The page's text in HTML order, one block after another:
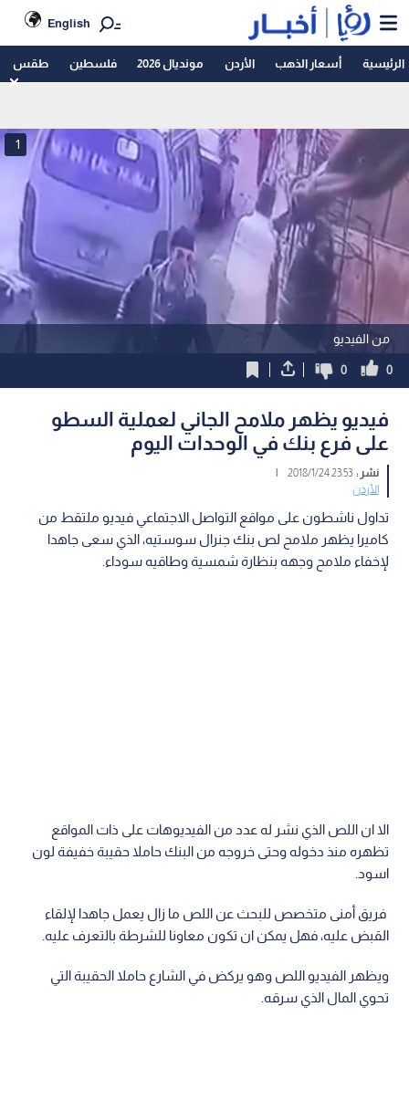
English
الرئيسية أسعار الذهب الأردن مونديال 2026 فلسطين طقس
من الفيديو
1
0
0
فيديو يظهر ملامح الجاني لعملية السطو
على فرع بنك في الوحدات اليوم
نشر :23:53 2018/1/24
|
الأردن
تداول ناشطون على مواقع التواصل الاجتماعي فيديو ملتقط من
كاميرا يظهر ملامح لص بنك جنرال سوستيه، الذي سعى جاهدا
لإخفاء ملامح وجهه بنظارة شمسية وطاقيه سوداء.
الا ان اللص الذي نشر له عدد من الفيديوهات على ذات المواقع
تظهره منذ دخوله وحتى خروجه من البنك حاملا حقيبة خفيفة لون
اسود.
فريق أمنى متخصص للبحث عن اللص ما زال يعمل جاهدا لإلقاء
القبض عليه، فهل يمكن ان تكون معاونا للشرطة بالتعرف عليه.
ويظهر الفيديو اللص وهو يركض في الشارع حاملا الحقيبة التي
تحوي المال الذي سرقه.